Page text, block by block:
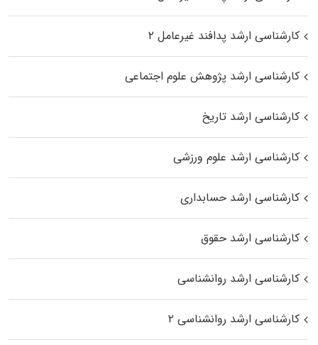
کارشناسی ارشد پدافند غیرعامل ۲
کارشناسی ارشد پژوهش علوم اجتماعی
کارشناسی ارشد تاریخ
کارشناسی ارشد علوم ورزشی
کارشناسی ارشد حسابداری
کارشناسی ارشد حقوق
کارشناسی ارشد روانشناسی
کارشناسی ارشد روانشناسی ۲